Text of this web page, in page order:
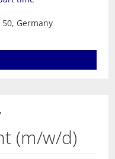
Germany
(m/w/d)